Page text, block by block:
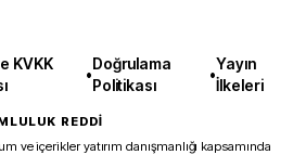
KVKK
•
Doğrulama
Politikası
•
Yayın
İlkeleri
REDDİ
ve içerikler yatırım danışmanlığı kapsamında